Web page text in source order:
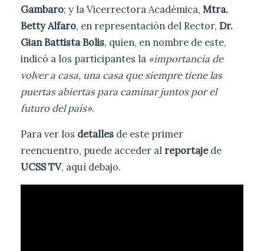
Gambaro; y la Vicerrectora Académica, Mtra.
Betty Alfaro, en representación del Rector, Dr.
Gian Battista Bolis, quien, en nombre de este,
indicó a los participantes la «importancia de
volver a casa, una casa que siempre tiene las
puertas abiertas para caminar juntos por el
futuro del país».
Para ver los detalles de este primer
reencuentro, puede acceder al reportajede
UCSS TV, aquí debajo.